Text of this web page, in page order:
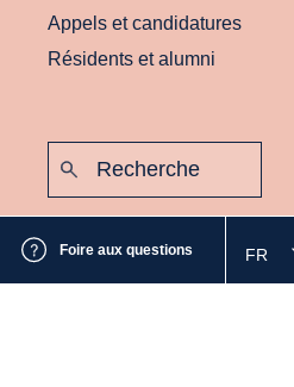
Appels et candidatures
Résidents et alumni
Foire aux questions FR